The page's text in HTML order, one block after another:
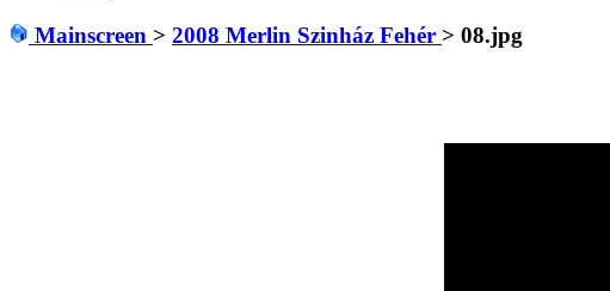
Mainscreen > 2008 Merlin Szinház Fehér > 08.jpg